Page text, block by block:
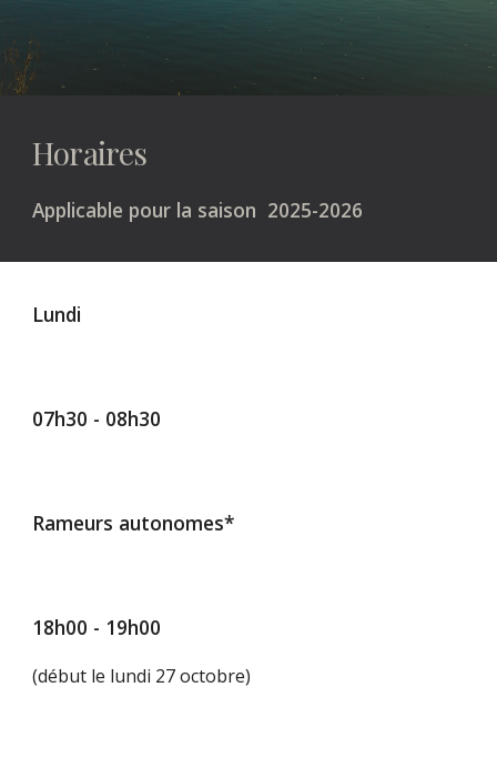
Horaires
Applicable pour la saison 2025-2026
Lundi
07h30 - 08h30
Rameurs autonomes*
18h00 - 19h00
(début le lundi 27 octobre)